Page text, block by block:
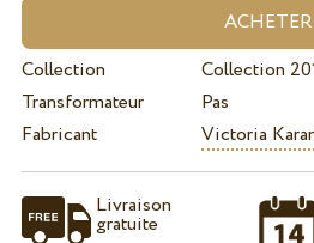
Collection
Collection
Transformateur
Pas
Fabricant
Victoria
Livraison
gratuite